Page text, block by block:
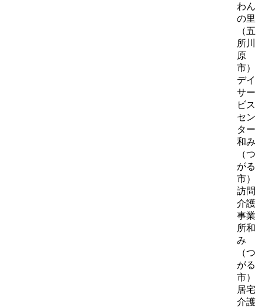
わん
の里
（五
所川
原
市）
デイ
サー
ビス
セン
ター
和み
（つ
がる
市）
訪問
介護
事業
所和
み
（つ
がる
市）
居宅
介護